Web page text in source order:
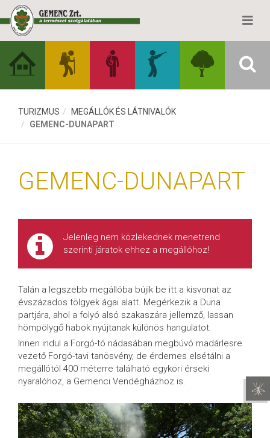
TURIZMUS
MEGÁLLÓK ÉS LÁTNIVALÓK
GEMENC-DUNAPART
GEMENC-DUNAPART
Jelenleg nem közlekednek menetrend
szerinti járatok ehhez a megállóhoz!
Talán a legszebb megállóba bújik be itt a kisvonat az
évszázados tölgyek ágai alatt. Megérkezik a Duna
partjára, ahol a folyó alsó szakaszára jellemző, lassan
hömpölygő habok nyújtanak különös hangulatot.
Innen indul a Forgó-tó nádasában megbúvó madárlesre
vezető Forgó-tavi tanösvény, de érdemes elsétálni a
megállótól 400 méterre található egykori érseki
nyaralóhoz, a Gemenci Vendégházhoz is.